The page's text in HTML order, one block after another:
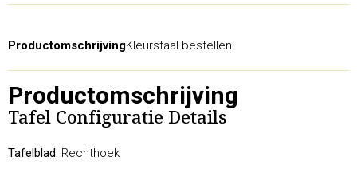
ProductomschrijvingKleurstaal bestellen
Productomschrijving
Tafel Configuratie Details
Tafelblad: Rechthoek